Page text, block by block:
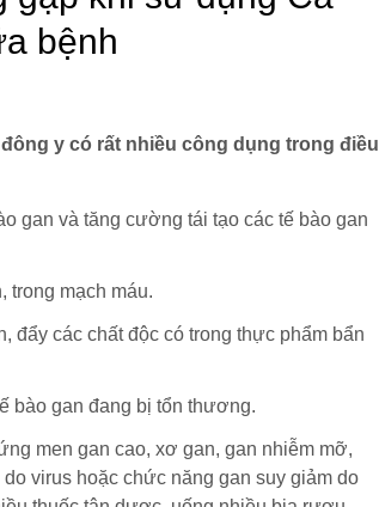
bệnh
y có rất nhiều công dụng trong điều
gan và tăng cường tái tạo các tế bào gan
trong mạch máu.
đẩy các chất độc có trong thực phẩm bẩn
bào gan đang bị tổn thương.
men gan cao, xơ gan, gan nhiễm mỡ,
virus hoặc chức năng gan suy giảm do